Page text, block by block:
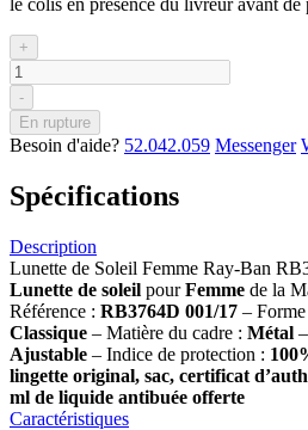
+
-
En rupture
Besoin d'aide? 52.042.059 Messenger
Spécifications
Description
Lunette de Soleil Femme Ray-Ban
Lunette de soleil pourFemme de la
Référence : RB3764D 001/17 – Forme
Classique – Matière du cadre : Métal
Ajustable – Indice de protection :
lingette original, sac, certificat
ml de liquide antibuée offerte
Caractéristiques